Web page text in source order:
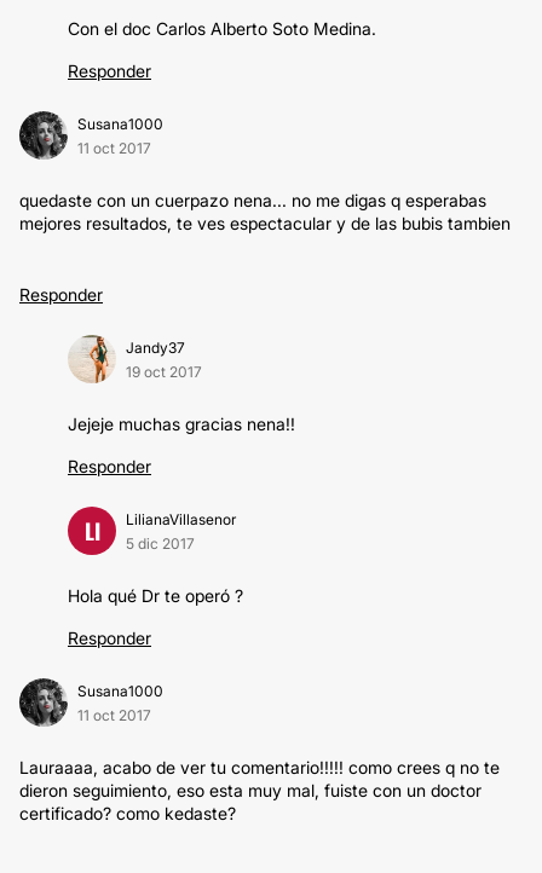
Con el doc Carlos Alberto Soto Medina.
Responder
Susana1000
11 oct 2017
quedaste con un cuerpazo nena... no me digas q esperabas
mejores resultados, te ves espectacular y de las bubis tambien
Responder
Jandy37
19 oct 2017
Jejeje muchas gracias nena!!
Responder
LI
LilianaVillasenor
5 dic 2017
Hola qué Dr te operó ?
Responder
Susana1000
11 oct 2017
Lauraaaa, acabo de ver tu comentario!!!!! como crees q no te
dieron seguimiento, eso esta muy mal, fuiste con un doctor
certificado? como kedaste?